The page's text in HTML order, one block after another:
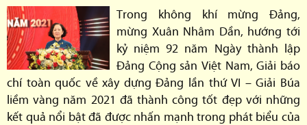
Trong không khí mừng Đảng,
mừng Xuân Nhâm Dần, hướng tới
kỷ niệm 92 năm Ngày thành lập
Đảng Cộng sản Việt Nam, Giải báo
chí toàn quốc về xây dựng Đảng lần thứ VI – Giải Búa
liềm vàng năm 2021 đã thành công tốt đẹp với những
kết quả nổi bật đã được nhấn mạnh trong phát biểu của